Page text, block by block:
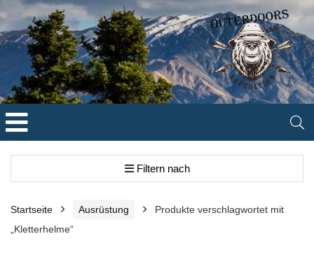
Filtern nach
Startseite Ausrüstung
Produkte verschlagwortet mit
„Kletterhelme“